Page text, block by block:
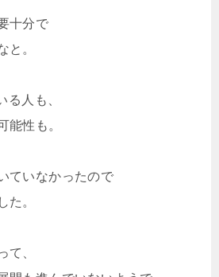
十分で
と。
人も、
能性も。
ていなかったので
。
て、